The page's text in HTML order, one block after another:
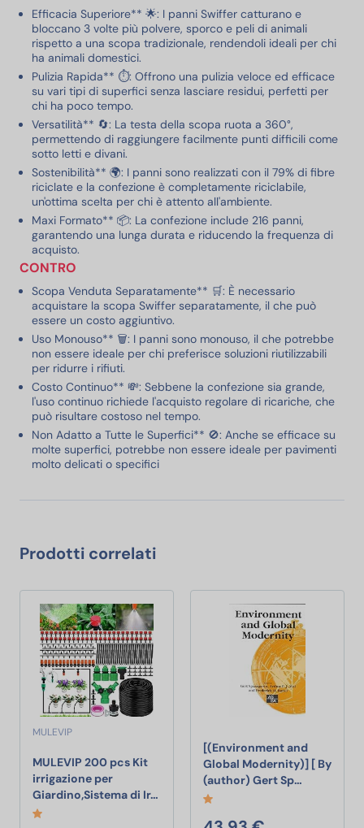
Efficacia Superiore** 🌟: I panni Swiffer catturano e
bloccano 3 volte più polvere, sporco e peli di animali
rispetto a una scopa tradizionale, rendendoli ideali per chi
ha animali domestici.
Pulizia Rapida** ⏱️: Offrono una pulizia veloce ed efficace
su vari tipi di superfici senza lasciare residui, perfetti per
chi ha poco tempo.
Versatilità** 🔄: La testa della scopa ruota a 360°,
permettendo di raggiungere facilmente punti difficili come
sotto letti e divani.
Sostenibilità** 🌍: I panni sono realizzati con il 79% di fibre
riciclate e la confezione è completamente riciclabile,
un'ottima scelta per chi è attento all'ambiente.
Maxi Formato** 📦: La confezione include 216 panni,
garantendo una lunga durata e riducendo la frequenza di
acquisto.
CONTRO
Scopa Venduta Separatamente** 🛒: È necessario
acquistare la scopa Swiffer separatamente, il che può
essere un costo aggiuntivo.
Uso Monouso** 🗑️: I panni sono monouso, il che potrebbe
non essere ideale per chi preferisce soluzioni riutilizzabili
per ridurre i rifiuti.
Costo Continuo** 💸: Sebbene la confezione sia grande,
l'uso continuo richiede l'acquisto regolare di ricariche, che
può risultare costoso nel tempo.
Non Adatto a Tutte le Superfici** 🚫: Anche se efficace su
molte superfici, potrebbe non essere ideale per pavimenti
molto delicati o specifici
Prodotti correlati
MULEVIP
MULEVIP 200 pcs Kit
irrigazione per
Giardino,Sistema di Ir… MULEVIP 200 pcs Kit irrigazione
[(Environment and
Global Modernity)] [ By
(author) Gert Sp…